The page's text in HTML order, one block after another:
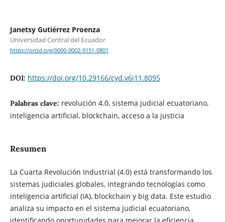
Janetsy Gutiérrez Proenza
Universidad Central del Ecuador
https://orcid.org/0000-0002-9151-0801
DOI: https://doi.org/10.29166/cyd.v6i11.8095
Palabras clave: revolución 4.0, sistema judicial ecuatoriano,
inteligencia artificial, blockchain, acceso a la justicia
Resumen
La Cuarta Revolución Industrial (4.0) está transformando los
sistemas judiciales globales, integrando tecnologías como
inteligencia artificial (IA), blockchain y big data. Este estudio
analiza su impacto en el sistema judicial ecuatoriano,